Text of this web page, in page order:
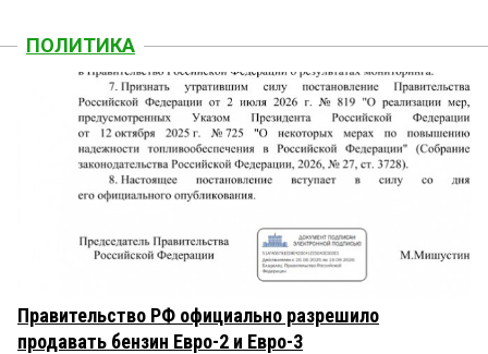
ПОЛИТИКА
Правительство РФ официально разрешило
продавать бензин Евро-2 и Евро-3